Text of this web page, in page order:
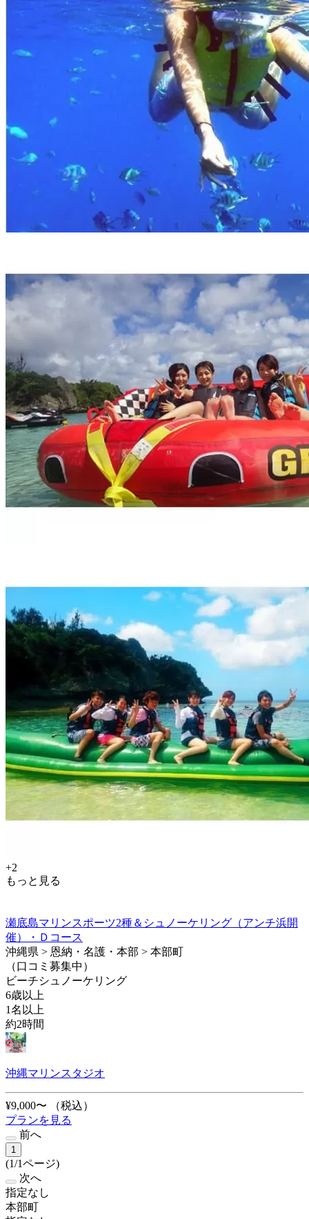
+2
もっと見る
瀬底島マリンスポーツ2種＆シュノーケリング（アンチ浜開
催）・Ｄコース
沖縄県 > 恩納・名護・本部 > 本部町
（口コミ募集中）
ビーチシュノーケリング
6歳以上
1名以上
約2時間
沖縄マリンスタジオ
¥9,000〜
（税込）
プランを見る
前へ
1
(1/1ページ)
次へ
指定なし
本部町